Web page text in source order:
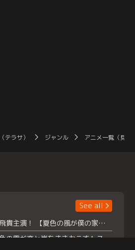
テラサ） ジャンル アニメ一覧（見放
See all
浮所飛貴主演！ 【夏色の風が僕の家にやってきた】 本日よりテラサで独占配信スタート！
『夏色の雲が恋と嵐をまきおこす』スペシャルメイキング 【Part1】2026年７月18日（土）23時30分～配信スタート！話題のシーンの裏側を大公開！豪華キャスト大集合！ 『武宮家 真夏の家族会議』開催！